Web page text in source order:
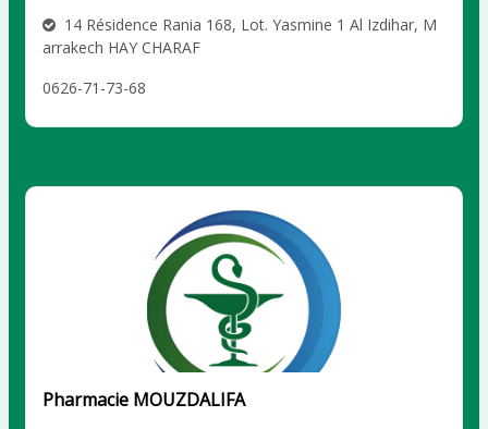
14 Résidence Rania 168, Lot. Yasmine 1 Al Izdihar, M
arrakech HAY CHARAF
0626-71-73-68
Pharmacie MOUZDALIFA